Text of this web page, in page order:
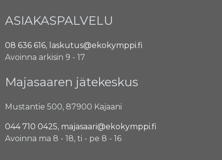
ASIAKASPALVELU
08 636 616, laskutus@ekokymppi.fi
Avoinna arkisin 9 - 17
Majasaaren jätekeskus
Mustantie 500, 87900 Kajaani
044 710 0425, majasaari@ekokymppi.fi
Avoinna ma 8 - 18, ti - pe 8 - 16